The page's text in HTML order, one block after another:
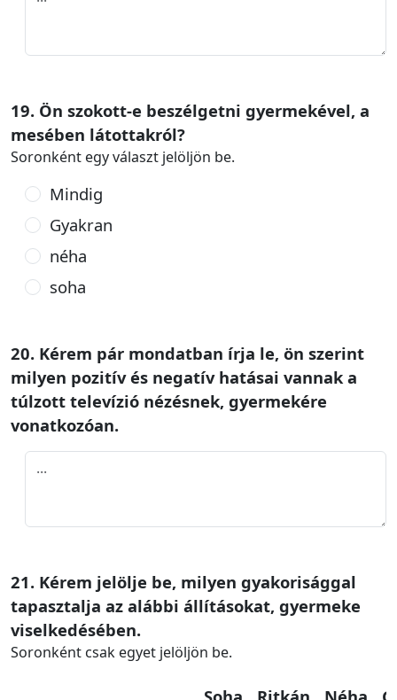
19. Ön szokott-e beszélgetni gyermekével, a
mesében látottakról?
Soronként egy választ jelöljön be.
Mindig
Gyakran
néha
soha
20. Kérem pár mondatban írja le, ön szerint
milyen pozitív és negatív hatásai vannak a
túlzott televízió nézésnek, gyermekére
vonatkozóan.
21. Kérem jelölje be, milyen gyakorisággal
tapasztalja az alábbi állításokat, gyermeke
viselkedésében.
Soronként csak egyet jelöljön be.